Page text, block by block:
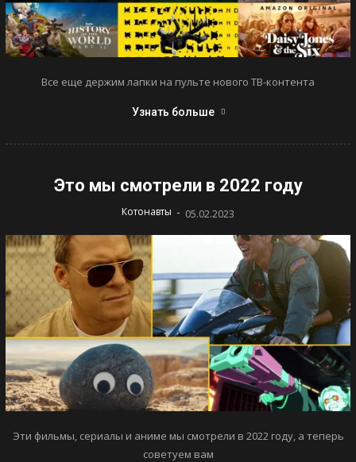
Все еще держим лапки на пульте нового ТВ-контента
Узнать больше
Это мы смотрели в 2022 году
Котонавты - 05.02.2023
Эти фильмы, сериалы и аниме мы смотрели в 2022 году, а теперь
советуем вам